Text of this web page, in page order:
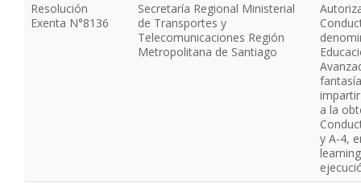
Resolución
Exenta N°8136
Secretaría Regional Ministerial
de Transportes y
Telecomunicaciones Región
Metropolitana de Santiago
a la
y A-4,